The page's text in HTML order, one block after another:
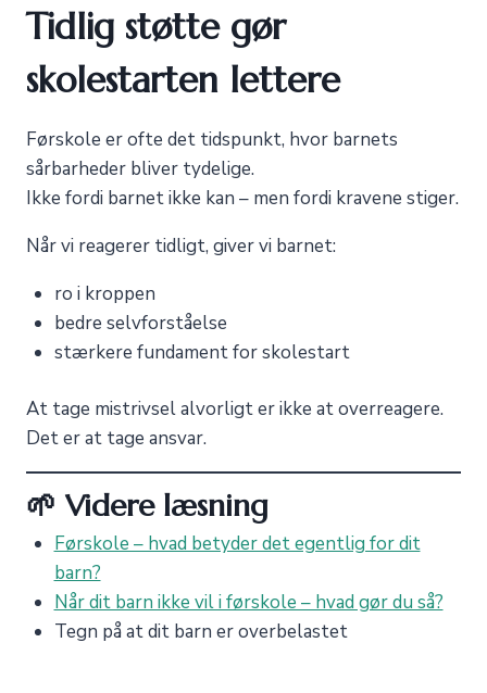
Tidlig støtte gør
skolestarten lettere
Førskole er ofte det tidspunkt, hvor barnets
sårbarheder bliver tydelige.
Ikke fordi barnet ikke kan – men fordi kravene stiger.
Når vi reagerer tidligt, giver vi barnet:
ro i kroppen
bedre selvforståelse
stærkere fundament for skolestart
At tage mistrivsel alvorligt er ikke at overreagere.
Det er at tage ansvar.
🌱 Videre læsning
Førskole – hvad betyder det egentlig for dit
barn?
Når dit barn ikke vil i førskole – hvad gør du så?
Tegn på at dit barn er overbelastet